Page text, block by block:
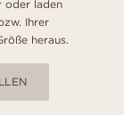
oder laden
Ihrer
heraus.